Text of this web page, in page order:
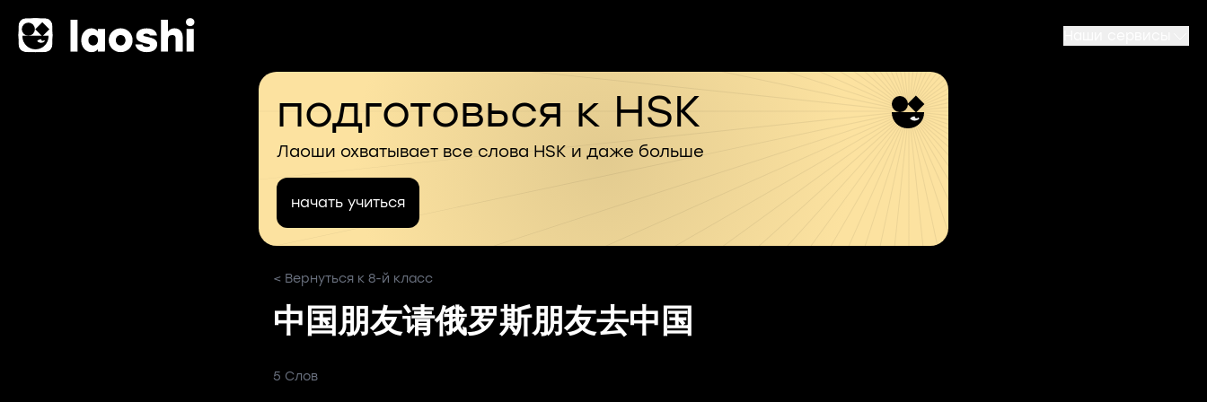
подготовься к HSK
Лаоши охватывает все слова HSK и даже больше
начать учиться
< Вернуться к 8-й класс
中国朋友请俄罗斯朋友去中国
5 Слов